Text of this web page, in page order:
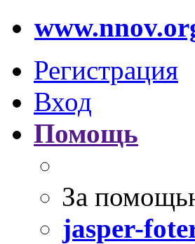
Регистрация
Вход
Помощь
За
jasper-